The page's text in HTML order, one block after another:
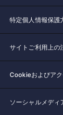
特定個人情報保護
サイトご利用上の
Cookieおよびア
ソーシャルメディ